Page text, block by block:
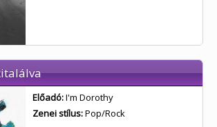
Előadó:I'm Dorothy
Zenei stílus:Pop/Rock